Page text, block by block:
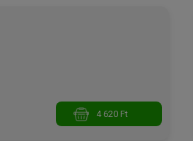
4 620 Ft